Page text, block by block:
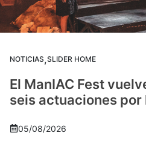
NOTICIAS,SLIDER HOME
El ManIAC Fest
seis actuaciones
05/08/2026